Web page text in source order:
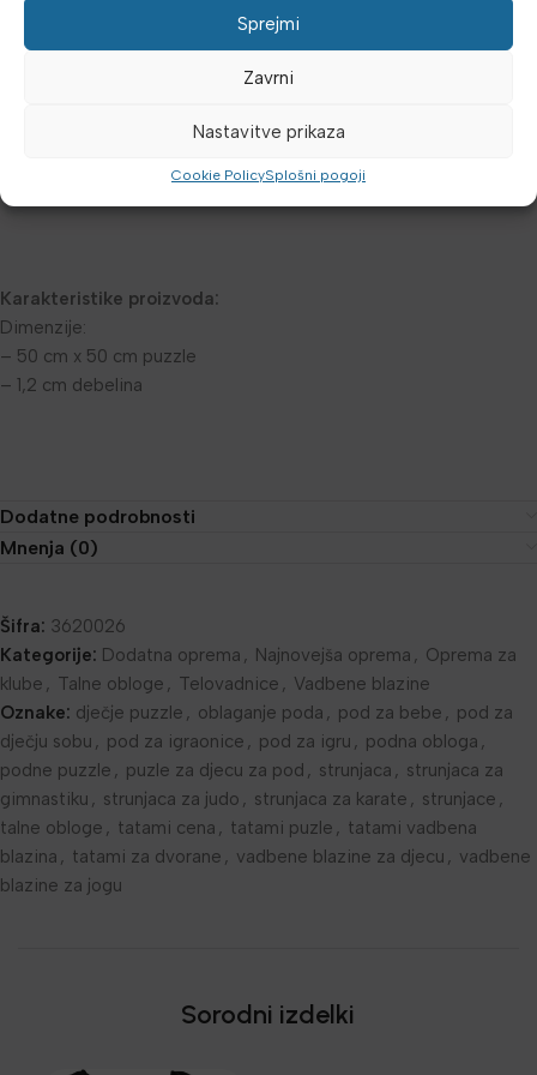
Sprejmi
Zavrni
Nastavitve prikaza
Cookie PolicySplošni pogoji
razdvajanja ili klizanja, što je bitno za prostore u kojima djeca
provode vrijeme. Reljefna površina umanjuje proklizavanje, pa je i
umanjena opasnost od padova, te omogoča djeci bezbrižnu igru,
Održavanje puzzli je jednostavno – površinu prebrišite vlažnom
krpom ili sredstvom za dezinfekciju.
Karakteristike proizvoda:
Dimenzije:
– 50 cm x 50 cm puzzle
– 1,2 cm debelina
Dodatne podrobnosti
Mnenja (0)
Šifra: 3620026
Kategorije: Dodatna oprema , Najnovejša oprema , Oprema za
klube , Talne obloge , Telovadnice , Vadbene blazine
Oznake: dječje puzzle , oblaganje poda , pod za bebe , pod za
dječju sobu , pod za igraonice , pod za igru , podna obloga ,
podne puzzle , puzle za djecu za pod , strunjaca , strunjaca za
gimnastiku , strunjaca za judo , strunjaca za karate , strunjace ,
talne obloge , tatami cena , tatami puzle , tatami vadbena
blazina , tatami za dvorane , vadbene blazine za djecu , vadbene
blazine za jogu
Sorodni izdelki